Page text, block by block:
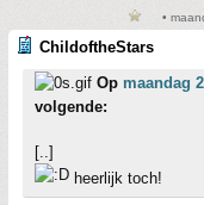
•
ChildoftheStars
Op maandag
volgende:
[..]
heerlijk toch!